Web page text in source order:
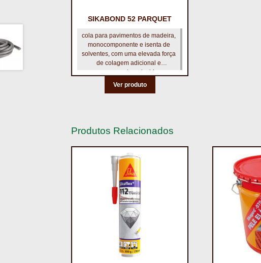
SIKABOND 52 PARQUET
cola para pavimentos de madeira,
monocomponente e isenta de
solventes, com uma elevada força
de colagem adicional e
escoamento reduzido.
Ver produto
Produtos Relacionados